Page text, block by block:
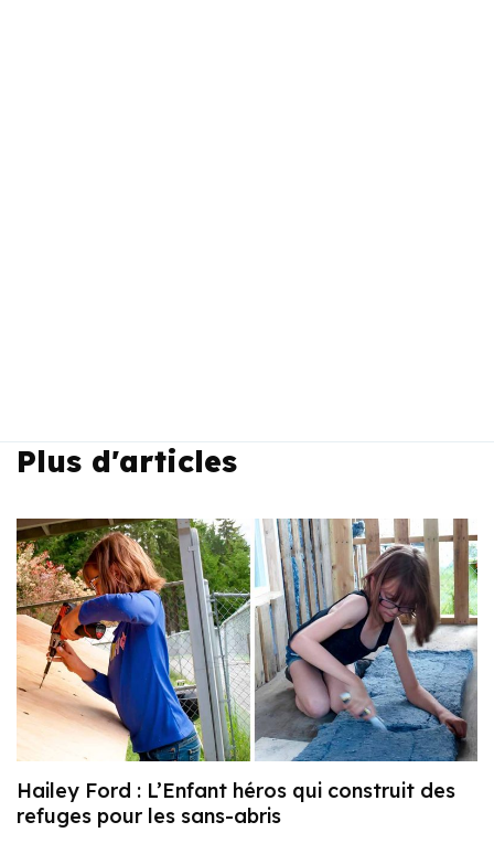
Plus d'articles
Hailey Ford : L’Enfant héros qui construit des
refuges pour les sans-abris